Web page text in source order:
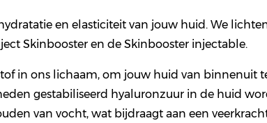
en elasticiteit van jouw huid. We
Skinbooster en de Skinbooster injectable.
in ons lichaam, om jouw huid van binnenuit
gestabiliseerd hyaluronzuur in de huid
van vocht, wat bijdraagt aan een